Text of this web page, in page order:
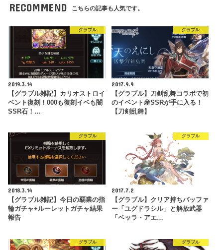
RECOMMEND こちらの記事も人気です。
グラブル
2019.3.14
【グラブル雑記】カリオストロイ
ベント復刻！000も復刻イベも闇
SSR石！…
グラブル
2017.9.9
【グラブル】刀剣乱舞コラボで初
のイベント産SSRが手に入る！
【刀剣乱舞】
グラブル
2018.3.14
【グラブル雑記】今日の覇業の指
輪ガチャ+ルーレットガチャ結果
報告
グラブル
2017.7.2
【グラブル】クリア持ちバッファ
ー「ユグドラシル」と解放武器
「ベッラ・アエ…
グラブル グラブル